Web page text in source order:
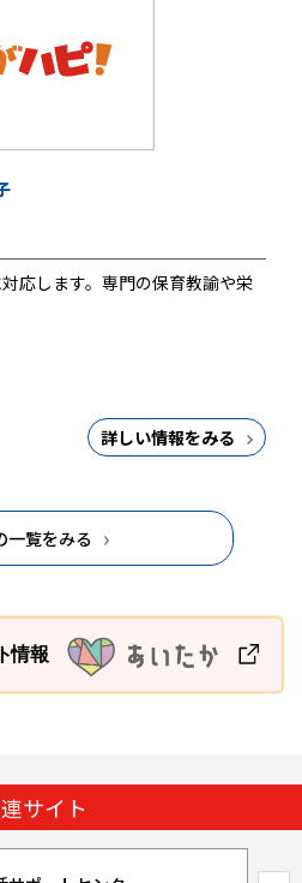
応します。専門の保育教諭や栄
詳しい情報をみる
一覧をみる
サイト